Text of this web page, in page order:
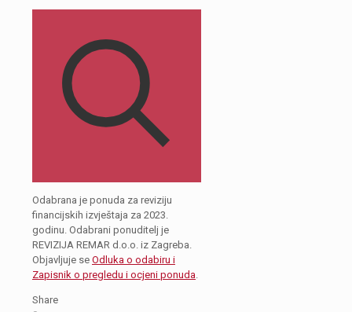
Odabrana je ponuda za reviziju
financijskih izvještaja za 2023.
godinu. Odabrani ponuditelj je
REVIZIJA REMAR d.o.o. iz Zagreba.
Objavljuje se Odluka o odabiru i
Zapisnik o pregledu i ocjeni ponuda.
Share